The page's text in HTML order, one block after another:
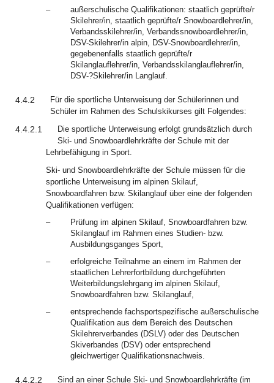
–
außerschulische Qualifikationen: staatlich geprüfte/r
Skilehrer/in, staatlich geprüfte/r Snowboardlehrer/in,
Verbandsskilehrer/in, Verbandssnowboardlehrer/in,
DSV-Skilehrer/in alpin, DSV-Snowboardlehrer/in,
gegebenenfalls staatlich geprüfte/r
Skilanglauflehrer/in, Verbandsskilanglauflehrer/in,
DSV-?Skilehrer/in Langlauf.
4.4.2
Für die sportliche Unterweisung der Schülerinnen und
Schüler im Rahmen des Schulskikurses gilt Folgendes:
4.4.2.1
Die sportliche Unterweisung erfolgt grundsätzlich durch
Ski- und Snowboardlehrkräfte der Schule mit der
Lehrbefähigung in Sport.
Ski- und Snowboardlehrkräfte der Schule müssen für die
sportliche Unterweisung im alpinen Skilauf,
Snowboardfahren bzw. Skilanglauf über eine der folgenden
Qualifikationen verfügen:
–
Prüfung im alpinen Skilauf, Snowboardfahren bzw.
Skilanglauf im Rahmen eines Studien- bzw.
Ausbildungsganges Sport,
–
erfolgreiche Teilnahme an einem im Rahmen der
staatlichen Lehrerfortbildung durchgeführten
Weiterbildungslehrgang im alpinen Skilauf,
Snowboardfahren bzw. Skilanglauf,
–
entsprechende fachsportspezifische außerschulische
Qualifikation aus dem Bereich des Deutschen
Skilehrerverbandes (DSLV) oder des Deutschen
Skiverbandes (DSV) oder entsprechend
gleichwertiger Qualifikationsnachweis.
4.4.2.2 Sind an einer Schule Ski- und Snowboardlehrkräfte (im